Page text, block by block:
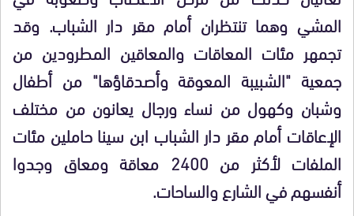
المشي وهما تنتظران أمام مقر دار الشباب. وقد
تجمهر مئات المعاقات والمعاقين المطرودين من
جمعية "الشبيبة المعوقة وأصدقاؤها" من أطفال
وشبان وكهول من نساء ورجال يعانون من مختلف
الإعاقات أمام مقر دار الشباب ابن سينا حاملين مئات
الملفات لأكثر من 2400 معاقة ومعاق وجدوا
أنفسهم في الشارع والساحات.